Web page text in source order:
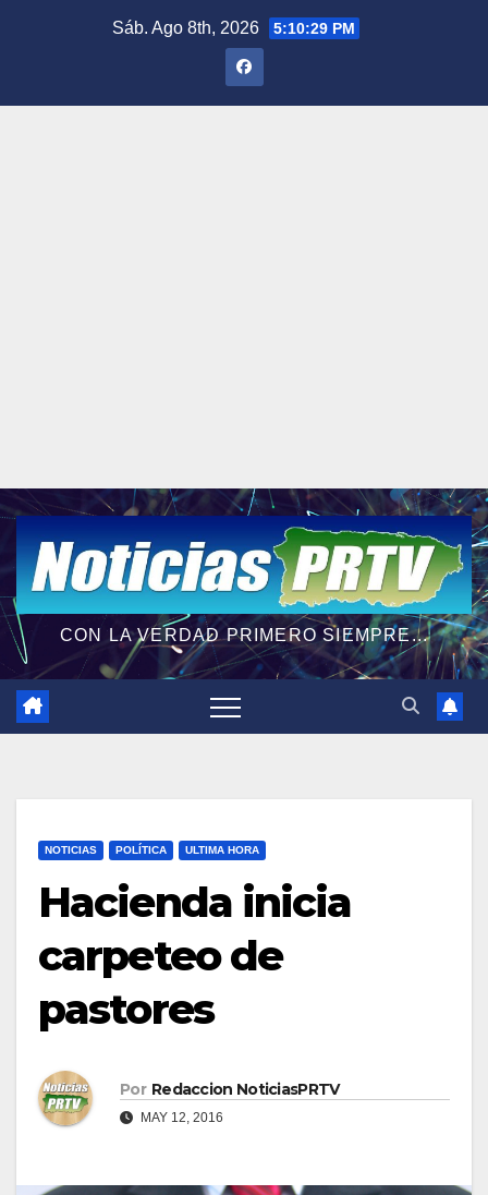
Sáb. Ago 8th, 2026 5:10:30 PM
CON LA VERDAD PRIMERO SIEMPRE...
NOTICIAS POLÍTICA ULTIMA HORA
Hacienda inicia
carpeteo de
pastores
Por Redaccion NoticiasPRTV
MAY 12, 2016